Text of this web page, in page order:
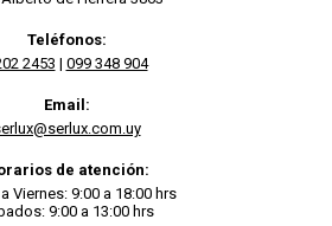
Teléfonos:
2453 | 099 348 904
Email:
de atención:
Viernes: 9:00 a 18:00 hrs
9:00 a 13:00 hrs